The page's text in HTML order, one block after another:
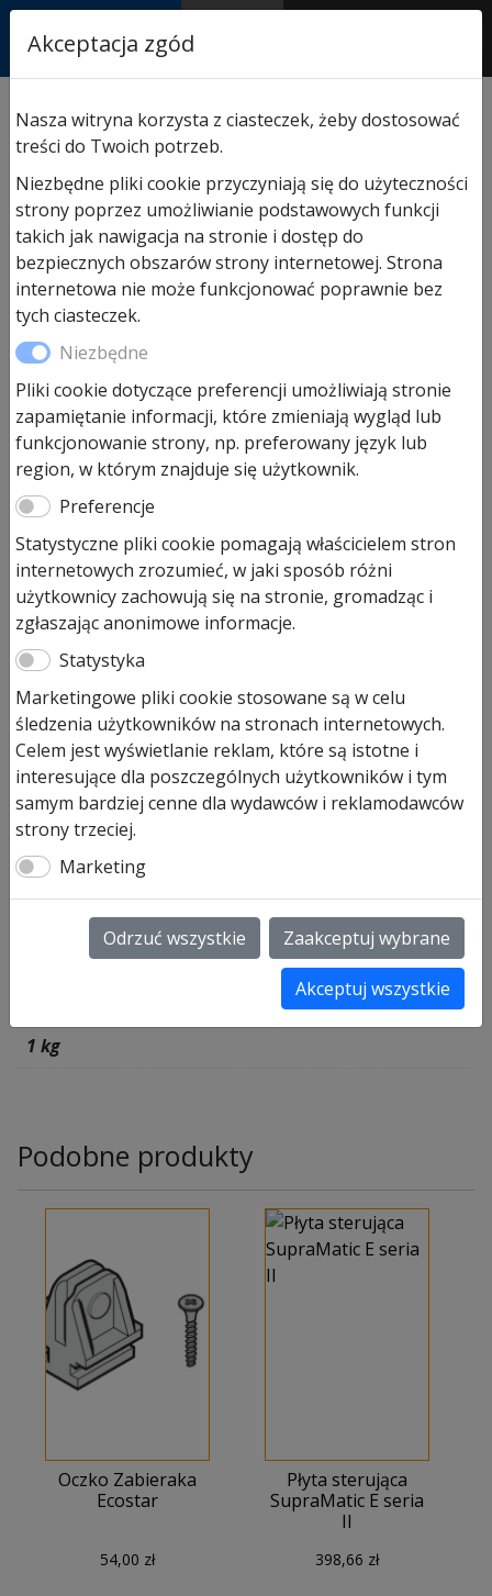
AUTORYZOWANY
PARTNER & SERWIS
garażowych/ Paczka z drobnymi element. Isomatic 500
Paczka z drobnymi element.
Isomatic 500
82,00zł
Na stanie (może być zamówiony)
ilość
Paczka
drobnymi
element.
Isomatic
500
Dodaj do koszyka
Paczka z drobnymi elementami
do szyny napędu ISOMATIC 500
art. nr 437019
UWAGA:
towar na zamówienie z Niemiec, termin ok. 14 dni
brak możliwości zwrotu z uwagi na indywidualne
zamówienie!
SKU:
Informacje dodatkowe
Informacje dodatkowe
1 kg
Podobne produkty
Oczko Zabieraka
Ecostar
54,00 zł
Płyta sterująca
SupraMatic E seria
II
398,66 zł
Akceptacja zgód
Nasza witryna korzysta z ciasteczek, żeby dostosować
treści do Twoich potrzeb.
Niezbędne pliki cookie przyczyniają się do użyteczności
strony poprzez umożliwianie podstawowych funkcji
takich jak nawigacja na stronie i dostęp do
bezpiecznych obszarów strony internetowej. Strona
internetowa nie może funkcjonować poprawnie bez
tych ciasteczek.
Niezbędne
Pliki cookie dotyczące preferencji umożliwiają stronie
zapamiętanie informacji, które zmieniają wygląd lub
funkcjonowanie strony, np. preferowany język lub
region, w którym znajduje się użytkownik.
Preferencje
Statystyczne pliki cookie pomagają właścicielem stron
internetowych zrozumieć, w jaki sposób różni
użytkownicy zachowują się na stronie, gromadząc i
zgłaszając anonimowe informacje.
Statystyka
Marketingowe pliki cookie stosowane są w celu
śledzenia użytkowników na stronach internetowych.
Celem jest wyświetlanie reklam, które są istotne i
interesujące dla poszczególnych użytkowników i tym
samym bardziej cenne dla wydawców i reklamodawców
strony trzeciej.
Marketing
Odrzuć wszystkie Zaakceptuj wybrane
Akceptuj wszystkie